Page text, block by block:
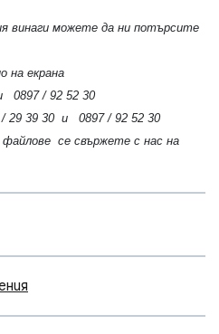
винаги можете да ни потърсите
на екрана
/ 92 52 30
39 30 и 0897 / 92 52 30
файлове се свържете с нас на